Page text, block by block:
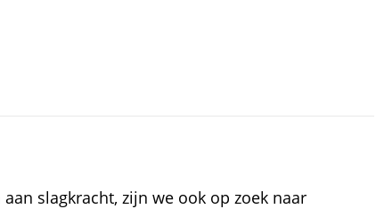
slagkracht, zijn we ook op zoek naar